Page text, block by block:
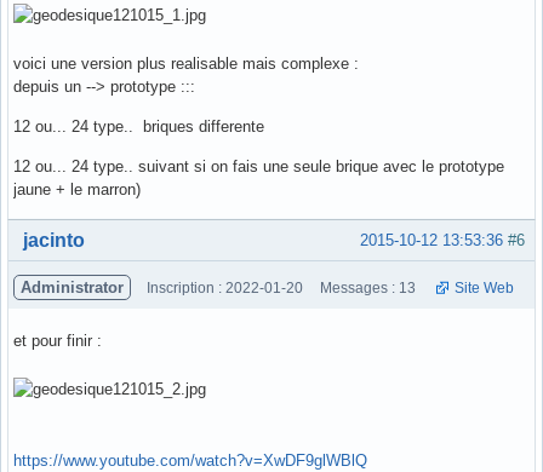
voici une version plus realisable mais complexe :
depuis un --> prototype :::
12 ou... 24 type.. briques differente
12 ou... 24 type.. suivant si on fais une seule brique avec le prototype
jaune + le marron)
Hors ligne #6
2015-10-12 13:53:36
jacinto
Administrator Inscription : 2022-01-20 Messages : 13 Site Web
et pour finir :
https://www.youtube.com/watch?v=XwDF9glWBlQ